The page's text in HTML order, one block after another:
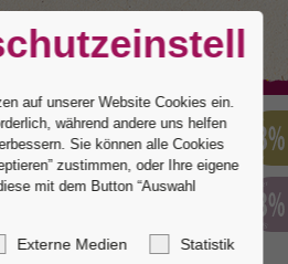
auf unserer Website Cookies ein.
während andere uns helfen
Sie können alle Cookies
zustimmen, oder Ihre eigene
mit dem Button “Auswahl
Externe Medien Statistik